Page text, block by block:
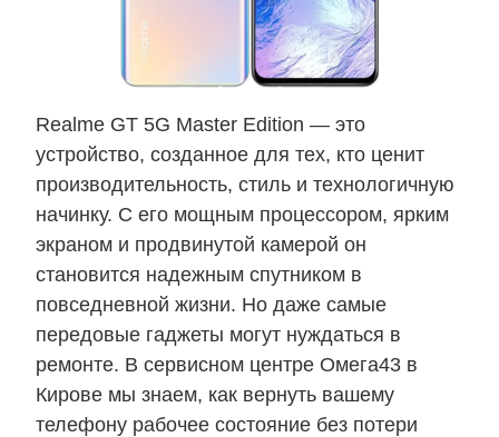
Realme GT 5G Master Edition — это
устройство, созданное для тех, кто ценит
производительность, стиль и технологичную
начинку. С его мощным процессором, ярким
экраном и продвинутой камерой он
становится надежным спутником в
повседневной жизни. Но даже самые
передовые гаджеты могут нуждаться в
ремонте. В сервисном центре Омега43 в
Кирове мы знаем, как вернуть вашему
телефону рабочее состояние без потери